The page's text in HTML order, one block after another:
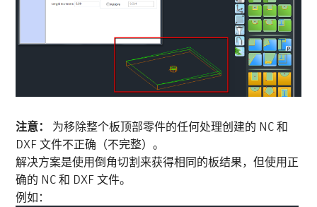
注意：
为移除整个板顶部零件的任何处理创建的 NC 和
DXF 文件不正确（不完整）。
解决方案是使用倒角切割来获得相同的板结果，但使用正
确的 NC 和 DXF 文件。
例如：